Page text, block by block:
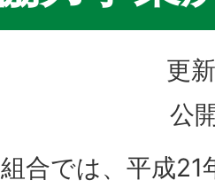
更
公
合では、平成